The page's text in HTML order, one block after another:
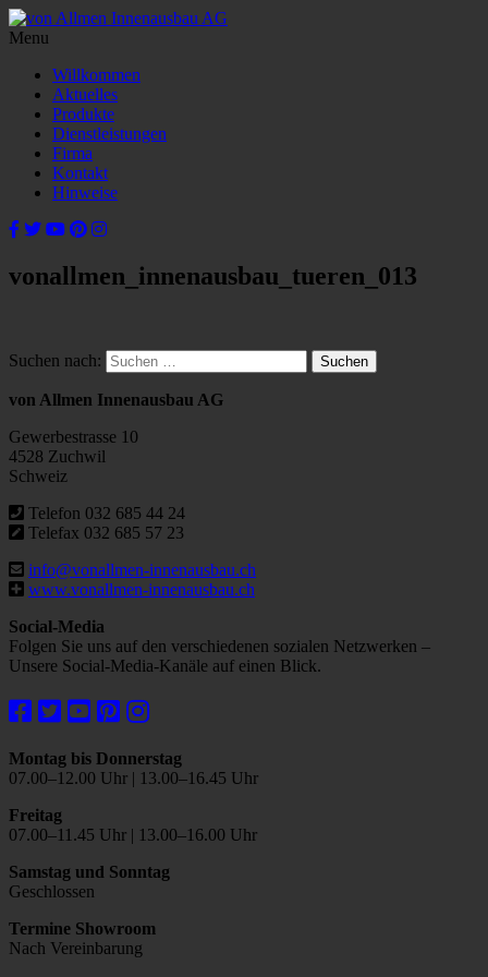
Menu
Willkommen
Aktuelles
Produkte
Dienstleistungen
Firma
Kontakt
Hinweise
vonallmen_innenausbau_tueren_013
Suchen nach:
von Allmen Innenausbau AG
Gewerbestrasse 10
4528 Zuchwil
Schweiz
Telefon 032 685 44 24
Telefax 032 685 57 23
info@vonallmen-innenausbau.ch
www.vonallmen-innenausbau.ch
Social-Media
Folgen Sie uns auf den verschiedenen sozialen Netzwerken –
Unsere Social-Media-Kanäle auf einen Blick.
Montag bis Donnerstag
07.00–12.00 Uhr | 13.00–16.45 Uhr
Freitag
07.00–11.45 Uhr | 13.00–16.00 Uhr
Samstag und Sonntag
Geschlossen
Termine Showroom
Nach Vereinbarung